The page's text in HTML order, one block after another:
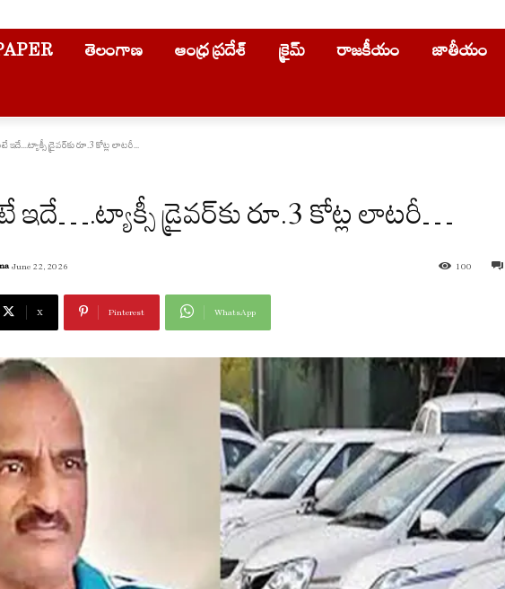
తెలంగాణ ఆంధ్ర ప్రదేశ్ క్రైమ్ రాజకీయం జాతీయం
ఇదే....ట్యాక్సీ డ్రైవ‌ర్‌కు రూ.3 కోట్ల లాట‌రీ...
ఇదే….ట్యాక్సీ డ్రైవ‌ర్‌కు రూ.3 కోట్ల లాట‌రీ…
June 22, 2026 100
X Pinterest WhatsApp